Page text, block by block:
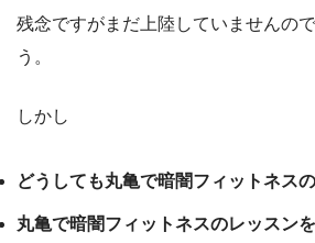
残念ですがまだ上陸していませんの
う。
しかし
どうしても丸亀で暗闇フィットネス
丸亀で暗闇フィットネスのレッスン